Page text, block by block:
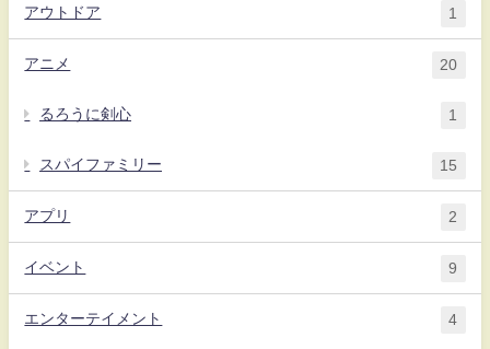
アウトドア 1
アニメ 20
るろうに剣心 1
スパイファミリー 15
アプリ 2
イベント 9
エンターテイメント 4